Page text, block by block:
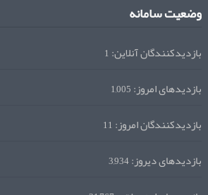
وضعیت سامانه
بازدیدکنندگان آنلاین:1
بازدیدهای امروز:1,005
بازدیدکنندگان امروز:11
بازدیدهای دیروز:3,934